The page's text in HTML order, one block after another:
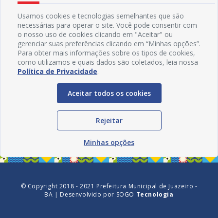
Redes Sociais
© Copyright 2018 - 2021 Prefeitura Municipal de Juazeiro -
BA | Desenvolvido por SOGO Tecnologia
Usamos cookies e tecnologias semelhantes que são
necessárias para operar o site. Você pode consentir com
o nosso uso de cookies clicando em "Aceitar" ou
gerenciar suas preferências clicando em “Minhas opções”.
Para obter mais informações sobre os tipos de cookies,
como utilizamos e quais dados são coletados, leia nossa
Política de Privacidade.
Aceitar todos os cookies
Rejeitar
Minhas opções